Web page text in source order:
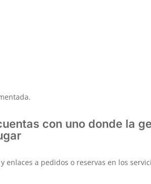
con uno donde la
enlaces a pedidos o reservas en los